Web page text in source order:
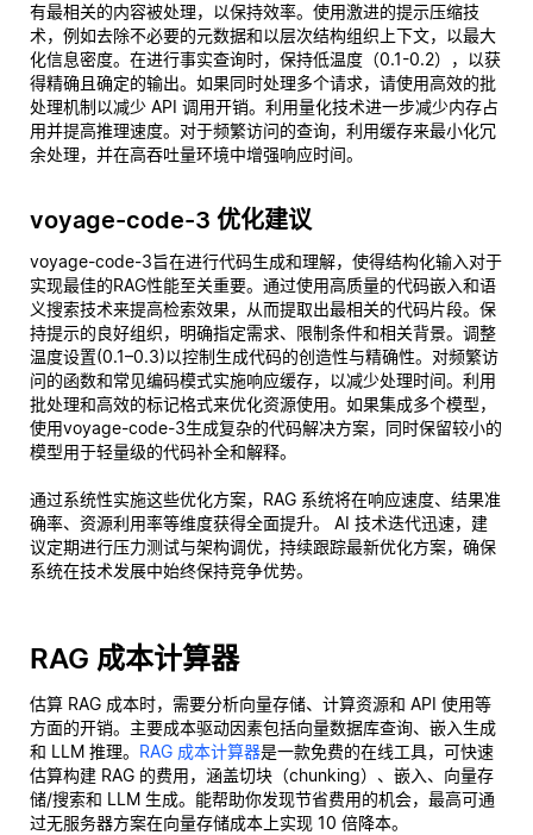
有最相关的内容被处理，以保持效率。使用激进的提示压缩技
术，例如去除不必要的元数据和以层次结构组织上下文，以最大
化信息密度。在进行事实查询时，保持低温度（0.1-0.2），以获
得精确且确定的输出。如果同时处理多个请求，请使用高效的批
处理机制以减少 API 调用开销。利用量化技术进一步减少内存占
用并提高推理速度。对于频繁访问的查询，利用缓存来最小化冗
余处理，并在高吞吐量环境中增强响应时间。
voyage-code-3 优化建议
voyage-code-3旨在进行代码生成和理解，使得结构化输入对于
实现最佳的RAG性能至关重要。通过使用高质量的代码嵌入和语
义搜索技术来提高检索效果，从而提取出最相关的代码片段。保
持提示的良好组织，明确指定需求、限制条件和相关背景。调整
温度设置(0.1–0.3)以控制生成代码的创造性与精确性。对频繁访
问的函数和常见编码模式实施响应缓存，以减少处理时间。利用
批处理和高效的标记格式来优化资源使用。如果集成多个模型，
使用voyage-code-3生成复杂的代码解决方案，同时保留较小的
模型用于轻量级的代码补全和解释。
通过系统性实施这些优化方案，RAG 系统将在响应速度、结果准
确率、资源利用率等维度获得全面提升。 AI 技术迭代迅速，建
议定期进行压力测试与架构调优，持续跟踪最新优化方案，确保
系统在技术发展中始终保持竞争优势。
RAG 成本计算器
估算 RAG 成本时，需要分析向量存储、计算资源和 API 使用等
方面的开销。主要成本驱动因素包括向量数据库查询、嵌入生成
和 LLM 推理。 RAG 成本计算器是一款免费的在线工具，可快速
估算构建 RAG 的费用，涵盖切块（chunking）、嵌入、向量存
储/搜索和 LLM 生成。能帮助你发现节省费用的机会，最高可通
过无服务器方案在向量存储成本上实现 10 倍降本。